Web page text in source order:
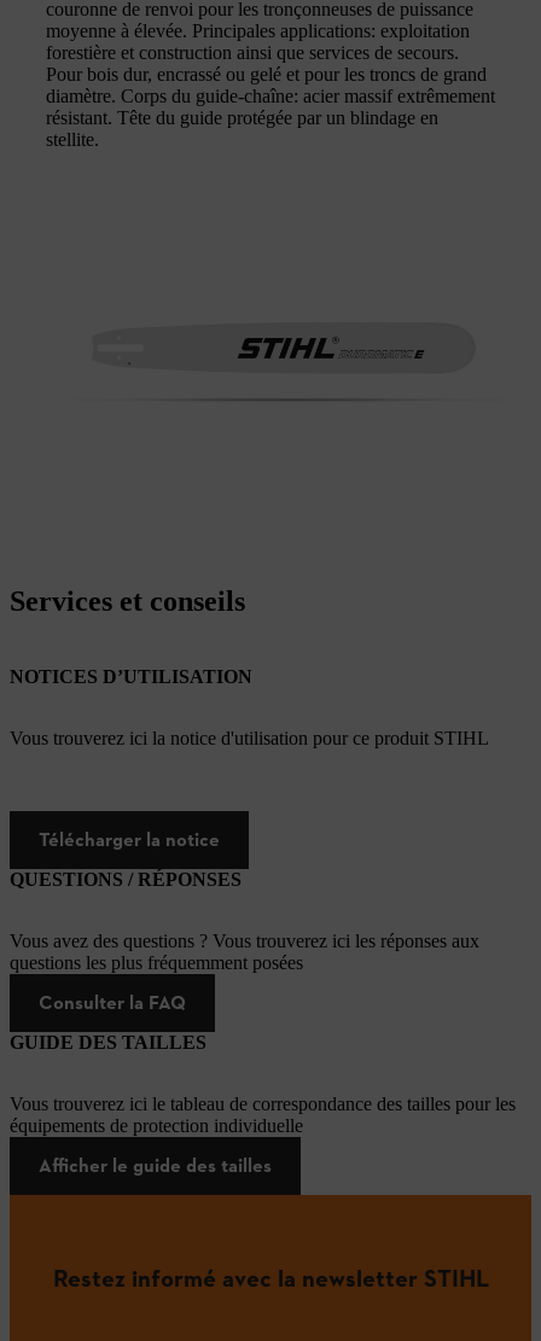
couronne de renvoi pour les tronçonneuses de puissance
moyenne à élevée. Principales applications: exploitation
forestière et construction ainsi que services de secours.
Pour bois dur, encrassé ou gelé et pour les troncs de grand
diamètre. Corps du guide-chaîne: acier massif extrêmement
résistant. Tête du guide protégée par un blindage en
stellite.
Services et conseils
NOTICES D’UTILISATION
Vous trouverez ici la notice d'utilisation pour ce produit STIHL
Télécharger la notice
QUESTIONS / RÉPONSES
Vous avez des questions ? Vous trouverez ici les réponses aux
questions les plus fréquemment posées
Consulter la FAQ
GUIDE DES TAILLES
Vous trouverez ici le tableau de correspondance des tailles pour les
équipements de protection individuelle
Afficher le guide des tailles
Restez informé avec la newsletter STIHL